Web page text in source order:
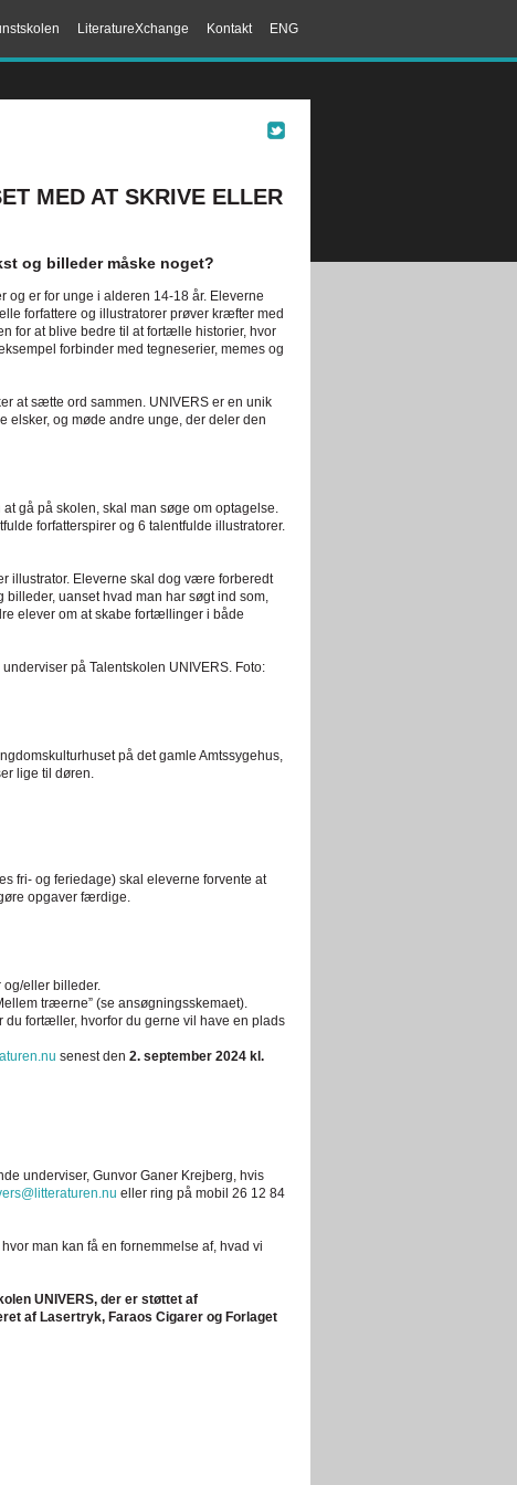
ENG
Kontakt
LiteratureXchange
MED AT SKRIVE ELLER
og billeder måske noget?
og er for unge i alderen 14-18 år. Eleverne
forfattere og illustratorer prøver kræfter med
for at blive bedre til at fortælle historier, hvor
forbinder med tegneserier, memes og
at sætte ord sammen. UNIVERS er en unik
elsker, og møde andre unge, der deler den
gå på skolen, skal man søge om optagelse.
forfatterspirer og 6 talentfulde illustratorer.
illustrator. Eleverne skal dog være forberedt
uanset hvad man har søgt ind som,
elever om at skabe fortællinger i både
på Talentskolen UNIVERS. Foto:
på det gamle Amtssygehus,
lige til døren.
fri- og feriedage) skal eleverne forvente at
opgaver færdige.
eller billeder.
træerne” (se ansøgningsskemaet).
fortæller, hvorfor du gerne vil have en plads
senest den 2. september 2024 kl.
underviser, Gunvor Ganer Krejberg, hvis
eller ring på mobil 26 12 84
hvor man kan få en fornemmelse af, hvad vi
UNIVERS, der er støttet af
af Lasertryk, Faraos Cigarer og Forlaget